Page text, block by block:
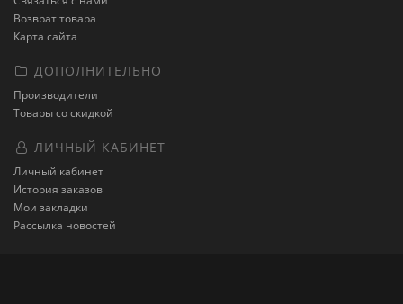
Возврат товара
Карта сайта
ДОПОЛНИТЕЛЬНО
Производители
Товары со скидкой
ЛИЧНЫЙ КАБИНЕТ
Личный кабинет
История заказов
Мои закладки
Рассылка новостей